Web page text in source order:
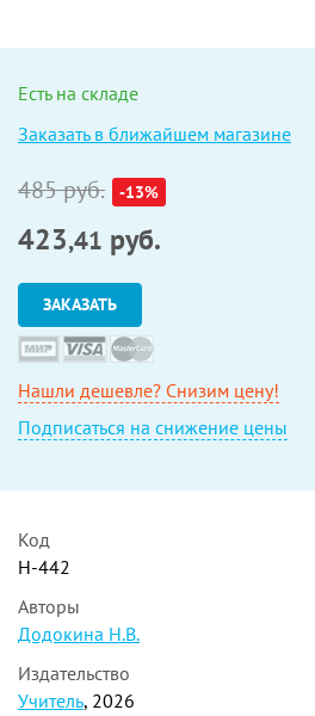
Есть на складе
Заказать в ближайшем магазине
485 руб. -13%
423,41 руб.
ЗАКАЗАТЬ
Нашли дешевле? Снизим цену!
Подписаться на снижение цены
Код
Н-442
Авторы
Додокина Н.В.
Издательство
Учитель, 2026